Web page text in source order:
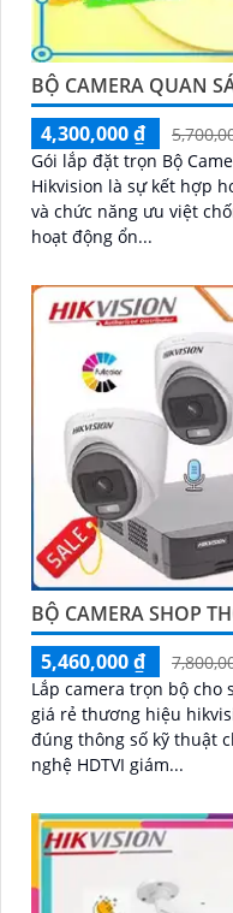
BỘ CAMERA QUAN
4,300,000 ₫
Gói lắp đặt trọn Bộ
Hikvision là sự kết hợp
và chức năng ưu việt
hoạt động ổn...
BỘ CAMERA SHOP
5,460,000 ₫
Lắp camera trọn bộ
giá rẻ thương hiệu
đúng thông số kỹ thuật
nghệ HDTVI giám...